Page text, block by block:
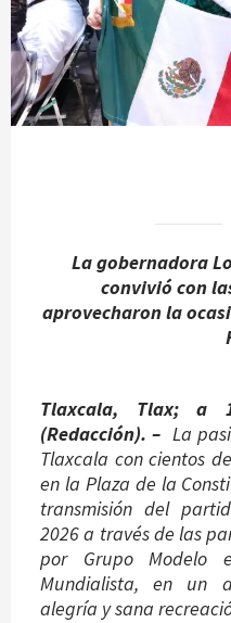
La gobernadora
convivió con
aprovecharon la
Tlaxcala, Tlax; a
(Redacción). – La
Tlaxcala con cientos
en la Plaza de la
transmisión del
2026 a través de las
por Grupo Modelo
Mundialista, en un
alegría y sana